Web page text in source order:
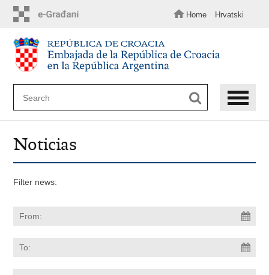
content
Home Hrvatski
Noticias
Filter news: